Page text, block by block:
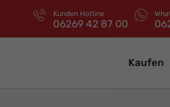
Kunden Hotline
06269 42 87 00
Kaufen